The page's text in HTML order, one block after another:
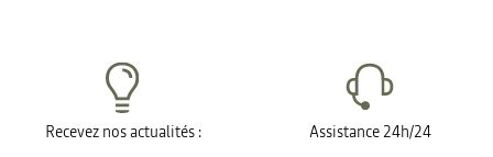
Recevez nos actualités : Assistance 24h/24